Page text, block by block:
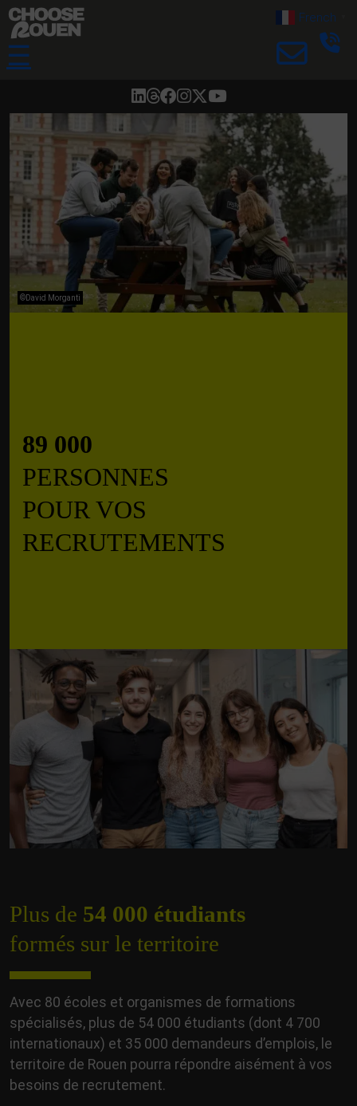
☰
French
89 000
PERSONNES
POUR VOS
RECRUTEMENTS
©David Morganti
Plus de 54 000 étudiants
formés sur le territoire
Avec 80 écoles et organismes de formations
spécialisés, plus de 54 000 étudiants (dont 4 700
internationaux) et 35 000 demandeurs d’emplois, le
territoire de Rouen pourra répondre aisément à vos
besoins de recrutement.